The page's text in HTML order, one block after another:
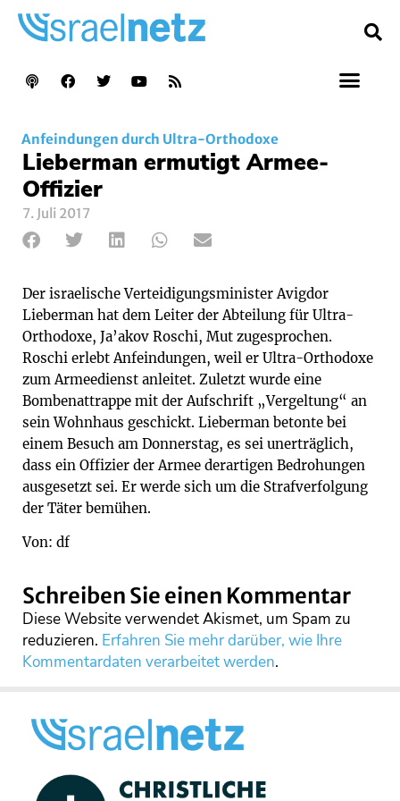
Anfeindungen durch Ultra-Orthodoxe
Lieberman ermutigt Armee-
Offizier
7. Juli 2017
Der israelische Verteidigungsminister Avigdor
Lieberman hat dem Leiter der Abteilung für Ultra-
Orthodoxe, Ja’akov Roschi, Mut zugesprochen.
Roschi erlebt Anfeindungen, weil er Ultra-Orthodoxe
zum Armeedienst anleitet. Zuletzt wurde eine
Bombenattrappe mit der Aufschrift „Vergeltung“ an
sein Wohnhaus geschickt. Lieberman betonte bei
einem Besuch am Donnerstag, es sei unerträglich,
dass ein Offizier der Armee derartigen Bedrohungen
ausgesetzt sei. Er werde sich um die Strafverfolgung
der Täter bemühen.
Von: df
Schreiben Sie einen Kommentar
Diese Website verwendet Akismet, um Spam zu
reduzieren. Erfahren Sie mehr darüber, wie Ihre
Kommentardaten verarbeitet werden.